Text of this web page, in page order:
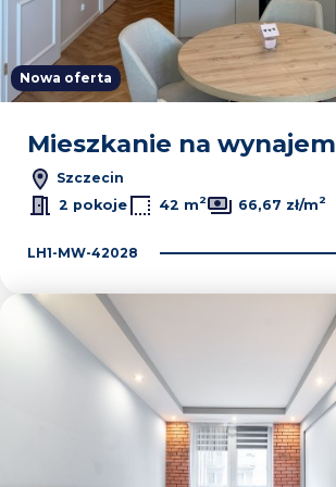
Nowa oferta
Mieszkanie na wynajem
Szczecin
2 pokoje
42 m2 66,67 zł/m2
LH1-MW-42028